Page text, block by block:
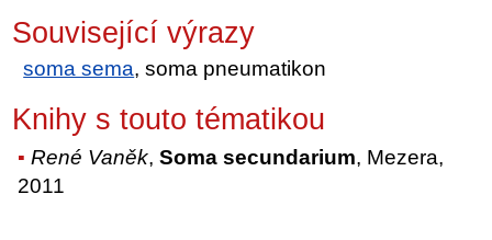
Související výrazy
soma sema, soma pneumatikon
Knihy s touto tématikou
René Vaněk,Soma secundarium, Mezera,
2011